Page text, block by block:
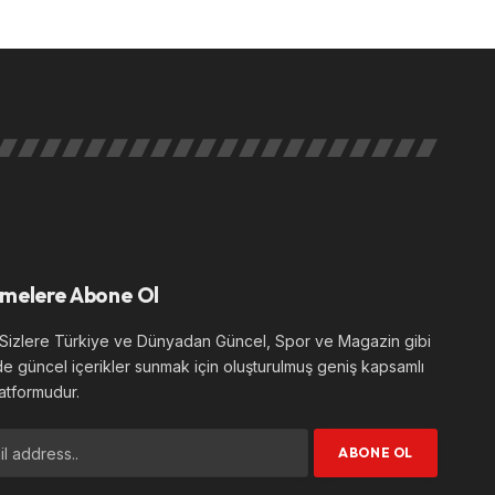
Abone Ol
Türkiye ve Dünyadan Güncel, Spor ve Magazin gibi
güncel içerikler sunmak için oluşturulmuş geniş kapsamlı